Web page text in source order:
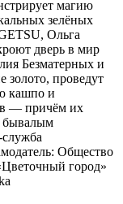
магию
зелёных
Ольга
дверь в мир
Безматерных и
золото, проведут
кашпо и
— причём их
бывалым
Общество
город»